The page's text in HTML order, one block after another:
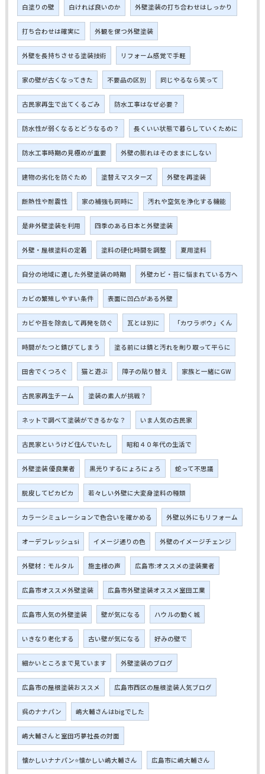
白塗りの壁 白ければ良いのか 外壁塗装の打ち合わせはしっかり
打ち合わせは確実に 外観を保つ外壁塗装
外壁を長持ちさせる塗装技術 リフォーム感覚で手軽
家の壁が古くなってきた 不要品の区別 同じやるなら笑って
古民家再生で出てくるごみ 防水工事はなぜ必要？
防水性が弱くなるとどうなるの？ 長くいい状態で暮らしていくために
防水工事時期の見極めが重要 外壁の膨れはそのままにしない
建物の劣化を防ぐため 塗替えマスターズ 外壁を再塗装
断熱性や耐震性 家の補強も同時に 汚れや空気を浄化する機能
是非外壁塗装を利用 四季のある日本と外壁塗装
外壁・屋根塗料の定着 塗料の硬化時間を調整 夏用塗料
自分の地域に適した外壁塗装の時期 外壁カビ・苔に悩まれている方へ
カビの繁殖しやすい条件 表面に凹凸がある外壁
カビや苔を除去して再発を防ぐ 瓦とは別に 「カワラボウ」くん
時間がたつと錆びてしまう 塗る前には錆と汚れを削り取って平らに
田舎でくつろぐ 猫と遊ぶ 障子の貼り替え 家族と一緒にGW
古民家再生チーム 塗装の素人が挑戦？
ネットで調べて塗装ができるかな？ いま人気の古民家
古民家というけど住んでいたし 昭和４０年代の生活で
外壁塗装 優良業者 黒光りするにょろにょろ 蛇って不思議
脱皮してピカピカ 若々しい外壁に大変身塗料の種類
カラーシミュレーションで色合いを確かめる 外壁以外にもリフォーム
オーデフレッシュsi イメージ通りの色 外壁のイメージチェンジ
外壁材：モルタル 施主様の声 広島市:オススメの塗装業者
広島市オススメ外壁塗装 広島市外壁塗装オススメ室田工業
広島市人気の外壁塗装 壁が気になる ハウルの動く城
いきなり老化する 古い壁が気になる 好みの壁で
細かいところまで見ています 外壁塗装のブログ
広島市の屋根塗装おススメ 広島市西区の屋根塗装人気ブログ
呉のナナパン 嶋大輔さんはbigでした
嶋大輔さんと室田巧夢社長の対面
懐かしいナナパン⭐懐かしい嶋大輔さん 広島市に嶋大輔さん